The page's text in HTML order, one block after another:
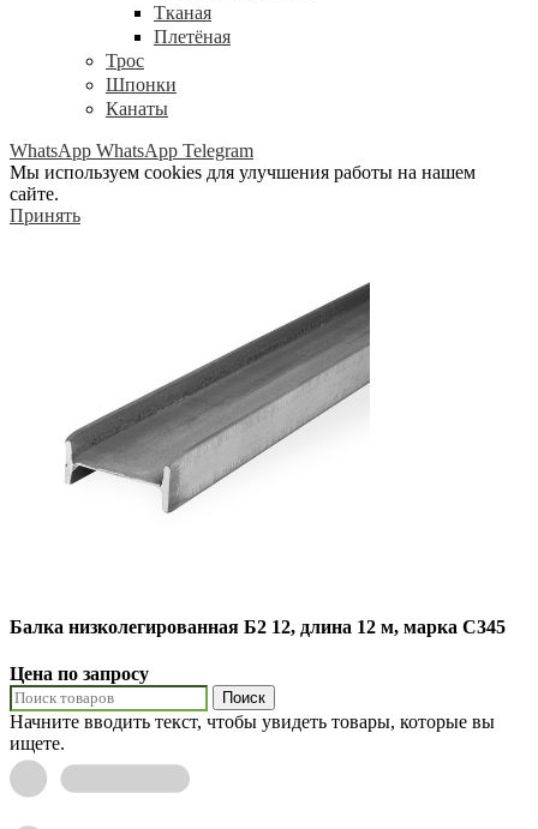
Тканая
Плетёная
Трос
Шпонки
Канаты
WhatsApp WhatsApp Telegram
Мы используем cookies для улучшения работы на нашем
сайте.
Принять
Балка низколегированная Б2 12, длина 12 м, марка С345
Цена по запросу
Поиск
Начните вводить текст, чтобы увидеть товары, которые вы
ищете.